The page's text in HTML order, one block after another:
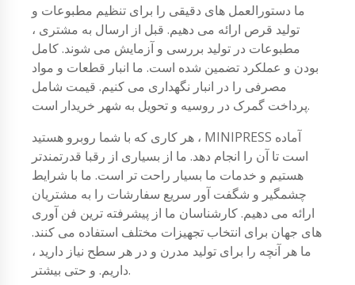
ما دستورالعمل های دقیقی را برای تنظیم مطبوعات و
تولید قرص ارائه می دهیم. قبل از ارسال به مشتری ،
مطبوعات در تولید بررسی و آزمایش می شوند. کامل
بودن و عملکرد تضمین شده است. ما انبار قطعات و مواد
مصرفی را در انبار نگهداری می کنیم. قیمت شامل
پرداخت گمرک در روسیه و تحویل به شهر خریدار است.
هر کاری که با شما روبرو هستید ، MINIPRESS آماده
است تا آن را انجام دهد. ما از بسیاری از رقبا قدرتمندتر
هستیم و خدمات ما بسیار راحت تر است. ما با شرایط
چشمگیر و شگفت آور سریع سفارشات را به مشتریان
ارائه می دهیم. کارشناسان ما از پیشرفته ترین فن آوری
های جهان برای انتخاب تجهیزات مختلف استفاده می کنند.
ما هر آنچه را برای تولید مدرن و در هر سطح نیاز دارید ،
داریم. و حتی بیشتر.